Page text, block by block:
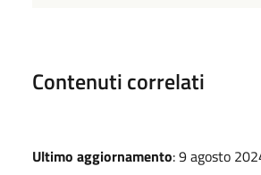
Contenuti correlati
Ultimo aggiornamento: 9 agosto